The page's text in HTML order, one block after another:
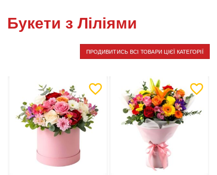
Букети з Ліліями
ПРОДИВИТИСЬ ВСІ ТОВАРИ ЦІЄЇ КАТЕГОРІЇ